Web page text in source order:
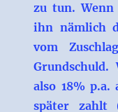
zu tun.
ihn nämlich
vom
Grundschuld.
also 18% p.a.
später zahlt